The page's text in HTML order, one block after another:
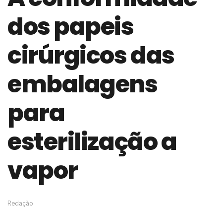
de governança das organizações
O desenho industrial ganha espaço como
estratégia competitiva nas empresas
materiais cimentícios com fibra de vidro
A próxima vantagem competitiva não está no
modelo de IA
A IA elevou a régua do comprador B2B e a venda
complexa ficou ainda mais humana
cabos e condutores elétricos
A fabricação conforme das portas com tipologia
de giro para as saídas de emergência
A sua indústria toma decisões ou apenas reage
Os serviços de reciclagem profunda a frio in situ
com emulsão asfáltica
dos papeis
cirúrgicos das
embalagens
para
esterilização a
vapor
Redação